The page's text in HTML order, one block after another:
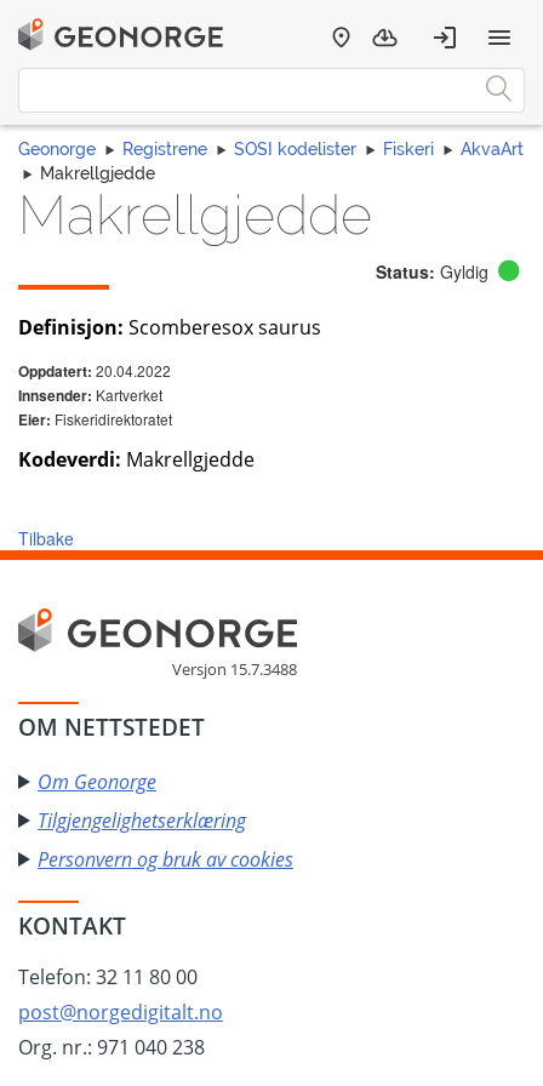
Geonorge Registrene SOSI kodelister Fiskeri
AkvaArt
Makrellgjedde
Makrellgjedde
Status: Gyldig
Definisjon: Scomberesox saurus
Oppdatert: 20.04.2022
Innsender: Kartverket
Eier: Fiskeridirektoratet
Kodeverdi: Makrellgjedde
Tilbake